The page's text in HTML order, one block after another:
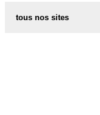
tous nos sites